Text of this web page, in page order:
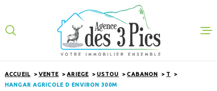
la
recherche
menu
principal
contenu
ACHETER
ACCUEIL VENTE ARIEGE USTOU CABANON
T
HANGAR AGRICOLE D ENVIRON 300M
VOTRE
RECHERCHE
TYPE
D'OFFRE
ACHETER